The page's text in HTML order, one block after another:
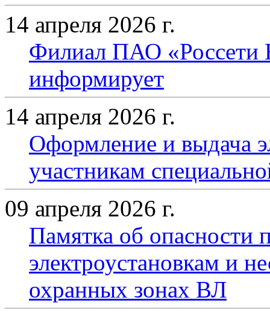
14 апреля 2026 г.
Филиал ПАО «Россети
информирует
14 апреля 2026 г.
Оформление и выдача
участникам
09 апреля 2026 г.
Памятка об опасности
электроустановкам и
охранных зонах ВЛ